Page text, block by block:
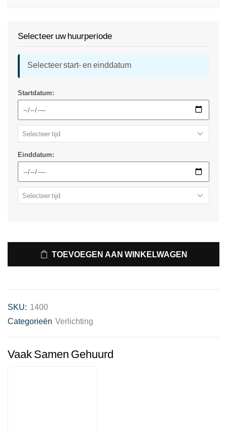
Selecteer uw huurperiode
Selecteer start- en einddatum
Startdatum:
Einddatum:
TOEVOEGEN AAN WINKELWAGEN
SKU: 1400
Categorieën Verlichting
Vaak Samen Gehuurd